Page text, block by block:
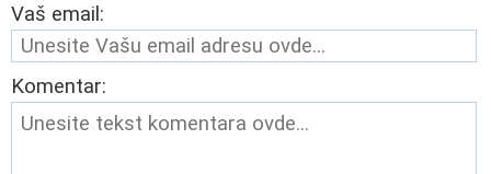
Vaš email:
Komentar: